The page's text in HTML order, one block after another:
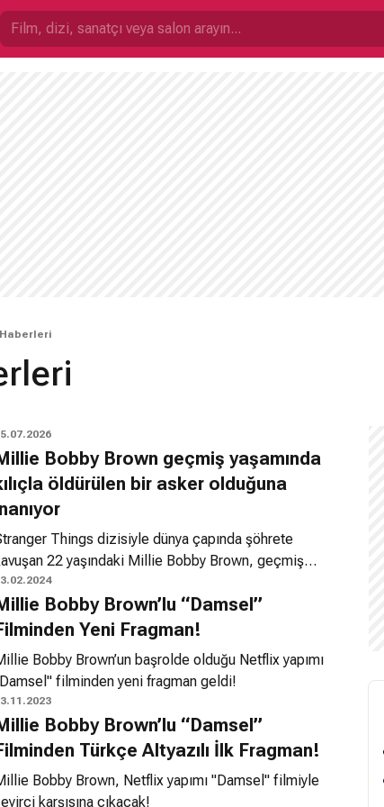
Bobby Brown geçmiş yaşamında
öldürülen bir asker olduğuna
Things dizisiyle dünya çapında şöhrete
22 yaşındaki Millie Bobby Brown, geçmiş
hakkında yaptığı açıklamalarla hayranlarını
Genç oyuncu, önceki hayatında kim olduğu ve
öldüğü konusunda oldukça net fikirlere sahip
Bobby Brown’lu “Damsel”
Yeni Fragman!
Bobby Brown’un başrolde olduğu Netflix yapımı
filminden yeni fragman geldi!
Bobby Brown’lu “Damsel”
Türkçe Altyazılı İlk Fragman!
Bobby Brown, Netflix yapımı "Damsel" filmiyle
karşısına çıkacak!